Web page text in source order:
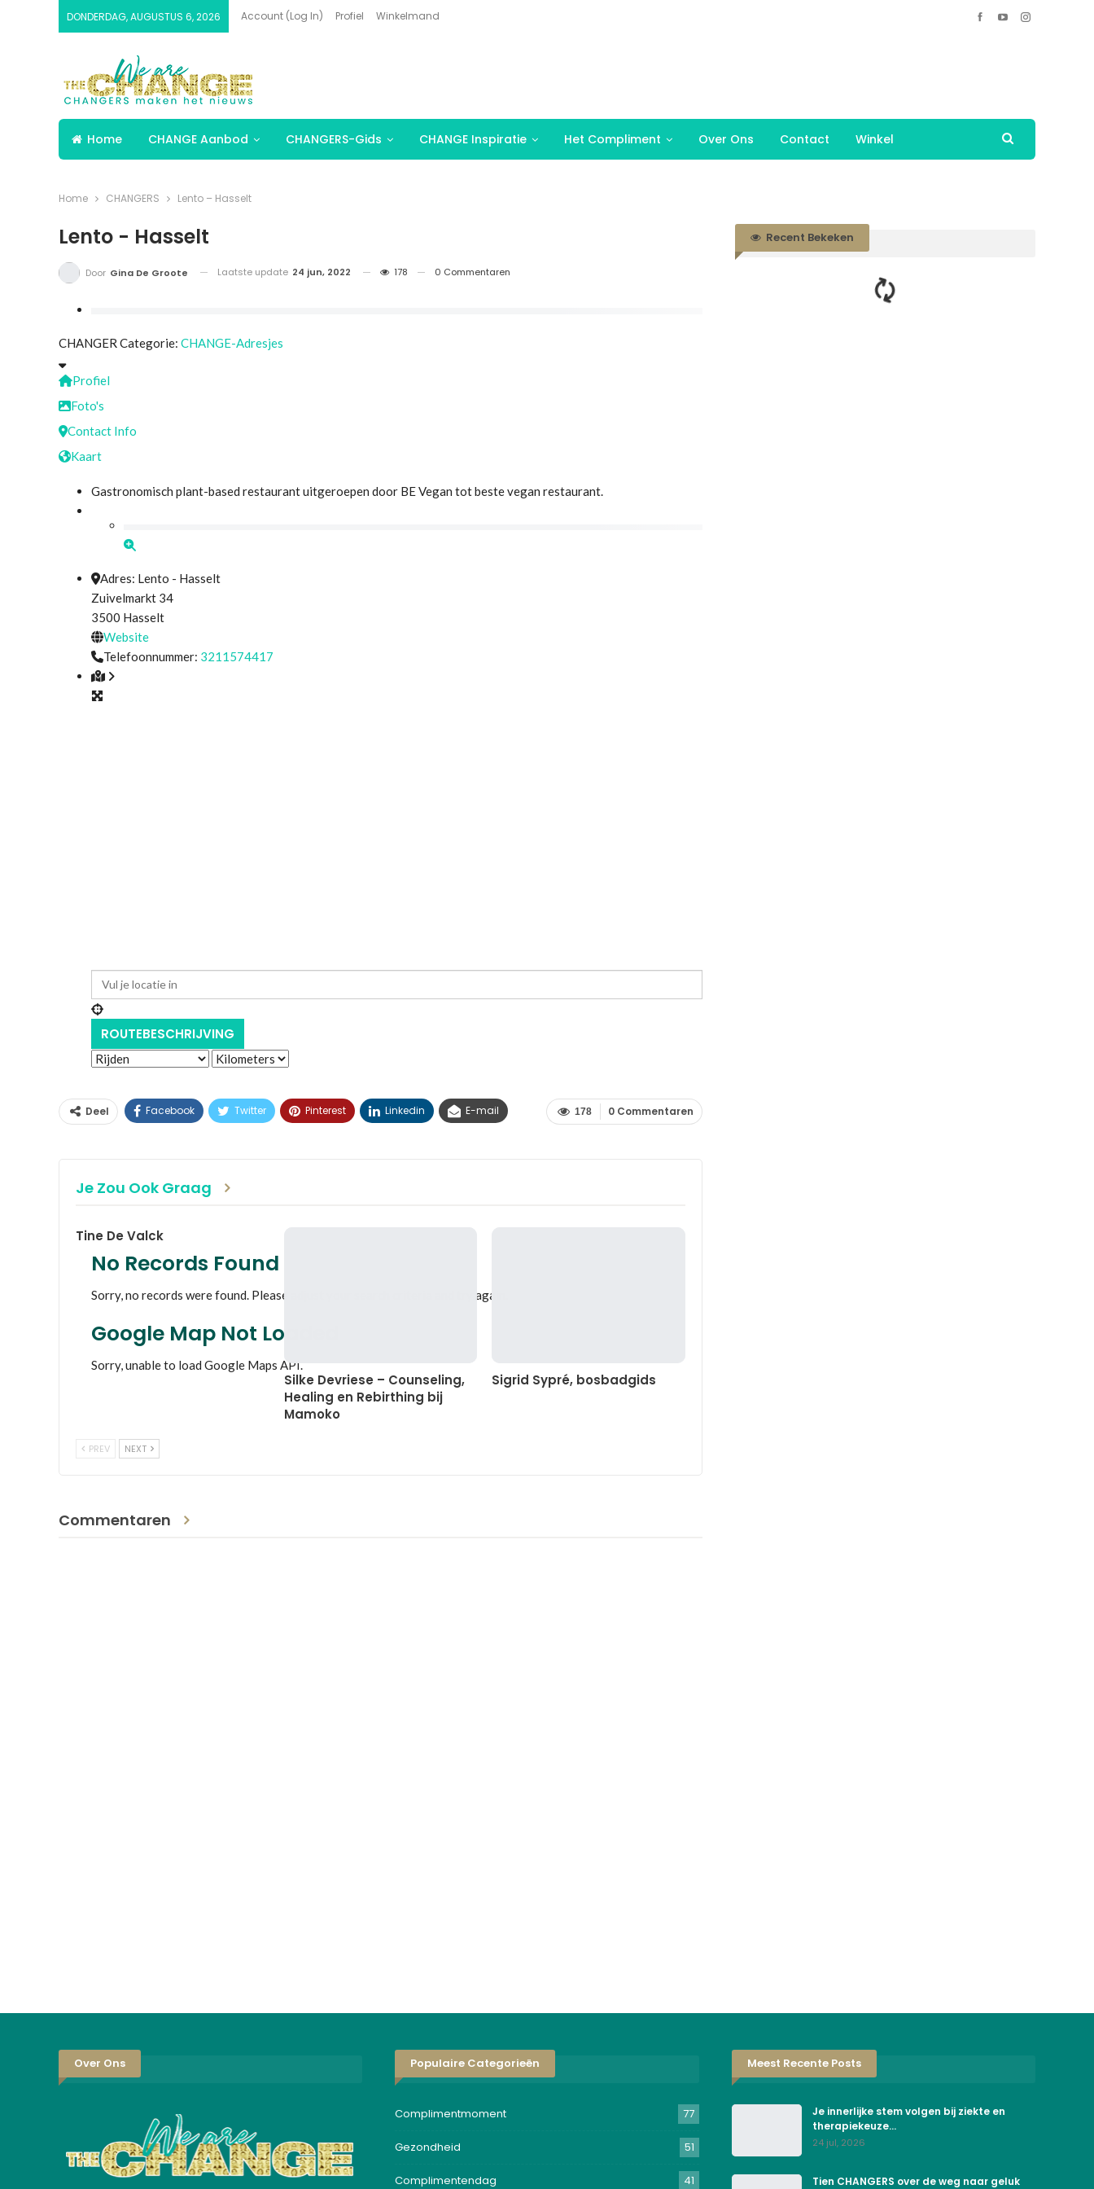
DONDERDAG, AUGUSTUS 6, 2026 Account (Log In) Profiel Winkelmand
Home CHANGE Aanbod CHANGERS-Gids CHANGE Inspiratie Het Compliment Over Ons Contact Winkel
Home CHANGERS Lento – Hasselt
Lento - Hasselt
Door Gina De Groote Laatste update 24 jun, 2022 178 0 Commentaren
CHANGER Categorie: CHANGE-Adresjes
Profiel
Foto's
Contact Info
Kaart
Gastronomisch plant-based restaurant uitgeroepen door BE Vegan tot beste vegan restaurant.
Adres: Lento - Hasselt
Zuivelmarkt 34
3500 Hasselt
Website
Telefoonnummer: 3211574417
No Records Found
Sorry, no records were found. Please adjust your search criteria and try again.
Google Map Not Loaded
Sorry, unable to load Google Maps API.
0 Commentaren
178
Deel Facebook Twitter Pinterest Linkedin E-mail
Je Zou Ook Graag
Tine De Valck
Silke Devriese – Counseling,
Healing en Rebirthing bij
Mamoko
Sigrid Sypré, bosbadgids
PREV NEXT
Commentaren
Recent Bekeken
Over Ons Populaire Categorieën
Complimentmoment 77
Gezondheid 51
Complimentendag 41
Meest Recente Posts
Je innerlijke stem volgen bij ziekte en
therapiekeuze…
24 jul, 2026
Tien CHANGERS over de weg naar geluk